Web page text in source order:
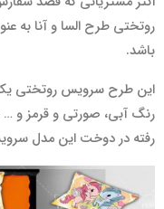
روتختی طرح السا و آنا به
باشد.
این طرح سرویس روتختی یک
رنگ آبی، صورتی و قرمز و
رفته در دوخت این مدل